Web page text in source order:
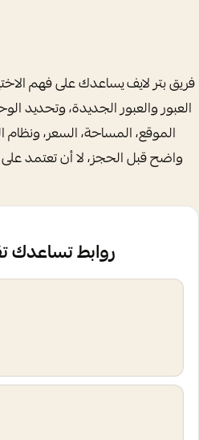
فريق بتر لايف يساعدك على فهم
العبور والعبور الجديدة، وتحديد
الموقع، المساحة، السعر،
واضح قبل الحجز، لا أن تعتمد
روابط تساعدك